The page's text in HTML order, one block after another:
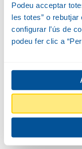
Podeu acceptar
les totes” o rebutjar
configurar l’ús de
podeu fer clic a
Conducta
Estatus i